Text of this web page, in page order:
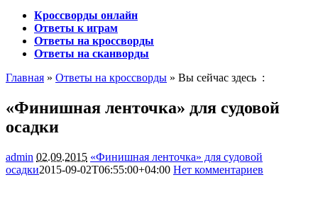
Кроссворды онлайн
Ответы к играм
Ответы на кроссворды
Ответы на сканворды
Главная » Ответы на кроссворды » Вы сейчас здесь :
«Финишная ленточка» для судовой
осадки
admin 02.09.2015 «Финишная ленточка» для судовой
осадки2015-09-02T06:55:00+04:00 Нет комментариев